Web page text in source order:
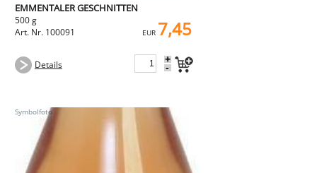
EMMENTALER GESCHNITTEN
500 g
Art. Nr. 100091
EUR 7,45
Details +
-